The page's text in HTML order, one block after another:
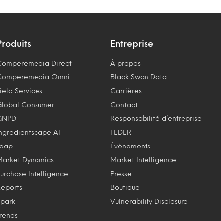
Direct
Omni
Services
Consumer
AI
Dynamics
Intelligence
Entreprise
À propos
Black Swan Data
Carrières
Contact
Responsabilité d’entreprise
FEDER
Évènements
Market Intelligence
Presse
Boutique
Vulnerability Disclosure